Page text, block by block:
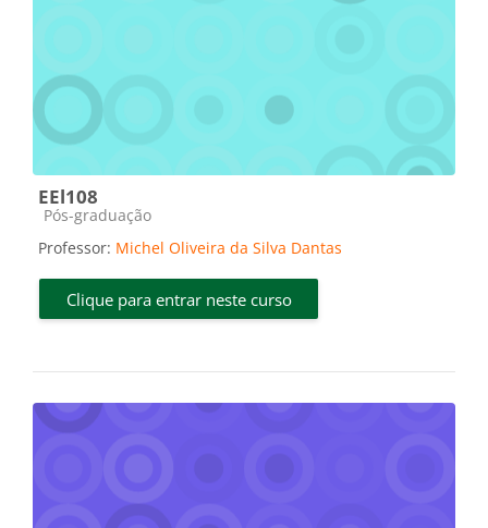
EEl108
Categoria do curso
Pós-graduação
Professor: Michel Oliveira da Silva Dantas
Clique para entrar neste curso